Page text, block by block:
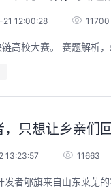
12:00:28 11700
高校大赛。 赛题解析，
只想让乡亲们
13:23:57 11663
发者郇旗来自山东莱芜